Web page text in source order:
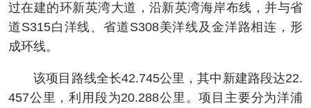
过在建的环新英湾大道，沿新英湾海岸布线，并与省
道S315白洋线、省道S308美洋线及金洋路相连，形
成环线。
该项目路线全长42.745公里，其中新建路段达22.
457公里，利用段为20.288公里。项目主要分为洋浦